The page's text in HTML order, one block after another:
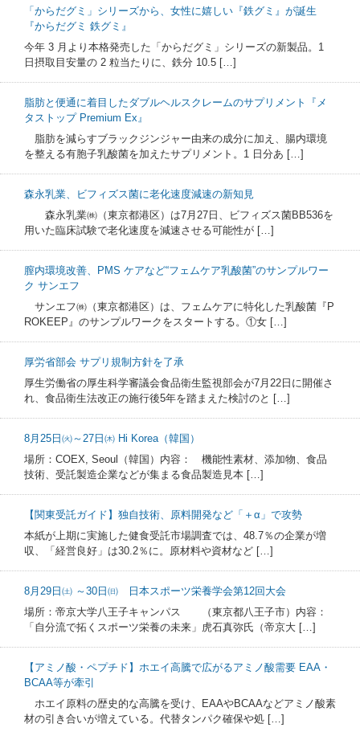
「からだグミ」シリーズから、女性に嬉しい『鉄グミ』が誕生
『からだグミ 鉄グミ』
今年 3 月より本格発売した「からだグミ」シリーズの新製品。1
日摂取目安量の 2 粒当たりに、鉄分 10.5 […]
脂肪と便通に着目したダブルヘルスクレームのサプリメント『メ
タストップ Premium Ex』
脂肪を減らすブラックジンジャー由来の成分に加え、腸内環境
を整える有胞子乳酸菌を加えたサプリメント。1 日分あ […]
森永乳業、ビフィズス菌に老化速度減速の新知見
森永乳業㈱（東京都港区）は7月27日、ビフィズス菌BB536を
用いた臨床試験で老化速度を減速させる可能性が […]
膣内環境改善、PMS ケアなど“フェムケア乳酸菌”のサンプルワー
ク サンエフ
サンエフ㈱（東京都港区）は、フェムケアに特化した乳酸菌『P
ROKEEP』のサンプルワークをスタートする。①女 […]
厚労省部会 サプリ規制方針を了承
厚生労働省の厚生科学審議会食品衛生監視部会が7月22日に開催さ
れ、食品衛生法改正の施行後5年を踏まえた検討のと […]
8月25日㈫～27日㈭ Hi Korea（韓国）
場所：COEX, Seoul（韓国）内容： 機能性素材、添加物、食品
技術、受託製造企業などが集まる食品製造見本 […]
【関東受託ガイド】独自技術、原料開発など「＋α」で攻勢
本紙が上期に実施した健食受託市場調査では、48.7％の企業が増
収、「経営良好」は30.2％に。原材料や資材など […]
8月29日㈯ ～30日㈰ 日本スポーツ栄養学会第12回大会
場所：帝京大学八王子キャンパス （東京都八王子市）内容：
「自分流で拓くスポーツ栄養の未来」虎石真弥氏（帝京大 […]
【アミノ酸・ペプチド】ホエイ高騰で広がるアミノ酸需要 EAA・
BCAA等が牽引
ホエイ原料の歴史的な高騰を受け、EAAやBCAAなどアミノ酸素
材の引き合いが増えている。代替タンパク確保や処 […]